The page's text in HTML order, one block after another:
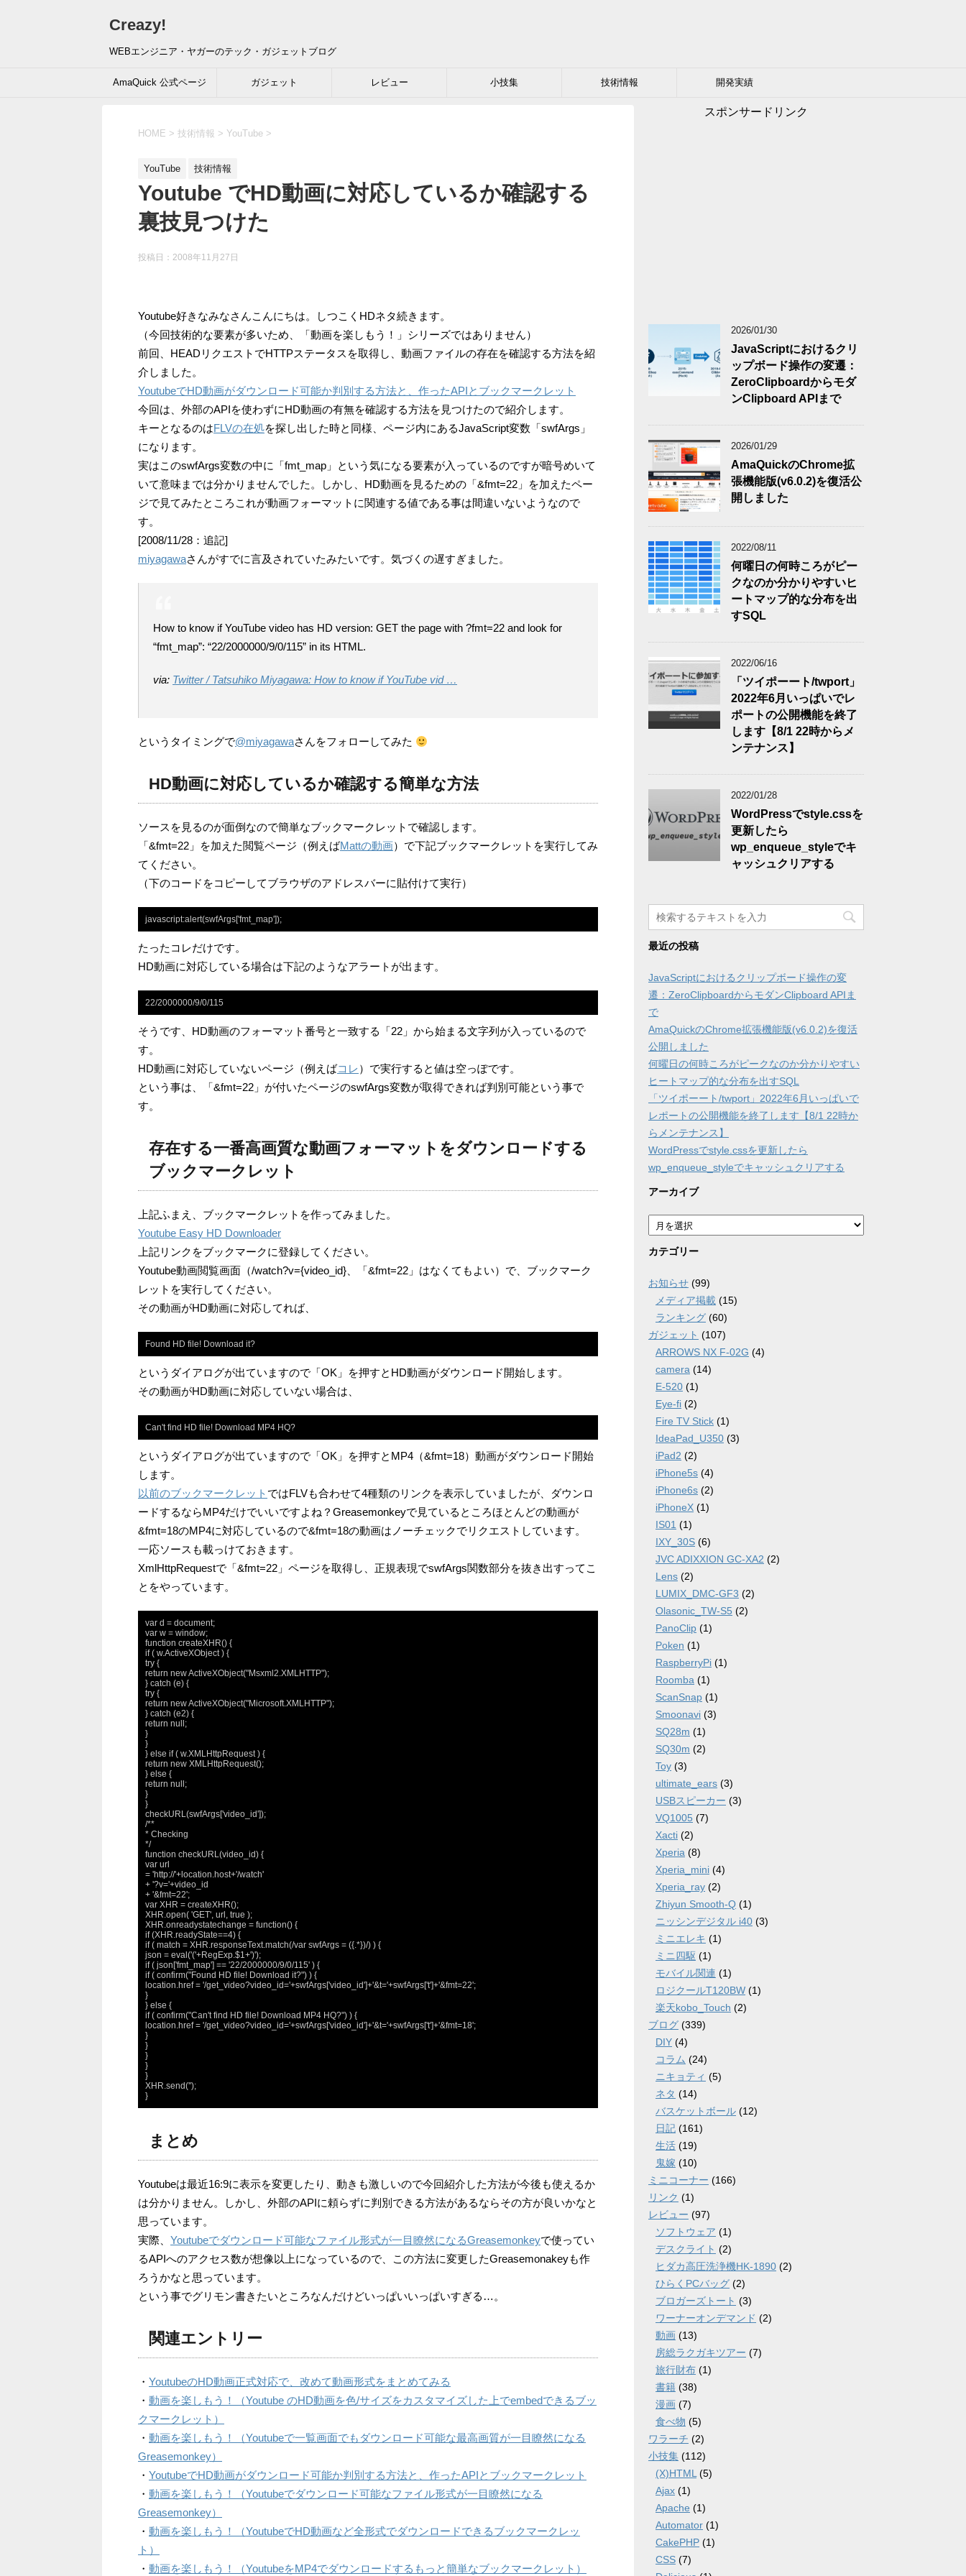
Creazy!
WEBエンジニア・ヤガーのテック・ガジェットブログ
AmaQuick 公式ページ ガジェット レビュー 小技集 技術情報 開発実績
HOME > 技術情報 > YouTube >
YouTube 技術情報
Youtube でHD動画に対応しているか確認する
裏技見つけた
投稿日： 2008年11月27日
Youtube好きなみなさんこんにちは。しつこくHDネタ続きます。
（今回技術的な要素が多いため、「動画を楽しもう！」シリーズではありません）
前回、HEADリクエストでHTTPステータスを取得し、動画ファイルの存在を確認する方法を紹
介しました。
YoutubeでHD動画がダウンロード可能か判別する方法と、作ったAPIとブックマークレット
今回は、外部のAPIを使わずにHD動画の有無を確認する方法を見つけたので紹介します。
キーとなるのはFLVの在処を探し出した時と同様、ページ内にあるJavaScript変数「swfArgs」
になります。
実はこのswfArgs変数の中に「fmt_map」という気になる要素が入っているのですが暗号めいて
いて意味までは分かりませんでした。しかし、HD動画を見るための「&fmt=22」を加えたペー
ジで見てみたところこれが動画フォーマットに関連する値である事は間違いないようなので
す。
[2008/11/28：追記]
miyagawaさんがすでに言及されていたみたいです。気づくの遅すぎました。
How to know if YouTube video has HD version: GET the page with ?fmt=22 and look for
“fmt_map”: “22/2000000/9/0/115” in its HTML.
via: Twitter / Tatsuhiko Miyagawa: How to know if YouTube vid …
というタイミングで@miyagawaさんをフォローしてみた
HD動画に対応しているか確認する簡単な方法
ソースを見るのが面倒なので簡単なブックマークレットで確認します。
「&fmt=22」を加えた閲覧ページ（例えばMattの動画）で下記ブックマークレットを実行してみ
てください。
（下のコードをコピーしてブラウザのアドレスバーに貼付けて実行）
javascript:alert(swfArgs['fmt_map']);
たったコレだけです。
HD動画に対応している場合は下記のようなアラートが出ます。
22/2000000/9/0/115
そうです、HD動画のフォーマット番号と一致する「22」から始まる文字列が入っているので
す。
HD動画に対応していないページ（例えばコレ ）で実行すると値は空っぽです。
という事は、「&fmt=22」が付いたページのswfArgs変数が取得できれば判別可能という事で
す。
存在する一番高画質な動画フォーマットをダウンロードする
ブックマークレット
上記ふまえ、ブックマークレットを作ってみました。
Youtube Easy HD Downloader
上記リンクをブックマークに登録してください。
Youtube動画閲覧画面（/watch?v={video_id}、「&fmt=22」はなくてもよい）で、ブックマーク
レットを実行してください。
その動画がHD動画に対応してれば、
Found HD file! Download it?
というダイアログが出ていますので「OK」を押すとHD動画がダウンロード開始します。
その動画がHD動画に対応していない場合は、
Can't find HD file! Download MP4 HQ?
というダイアログが出ていますので「OK」を押すとMP4（&fmt=18）動画がダウンロード開始
します。
以前のブックマークレット ではFLVも合わせて4種類のリンクを表示していましたが、ダウンロ
ードするならMP4だけでいいですよね？Greasemonkeyで見ているところほとんどの動画が
&fmt=18のMP4に対応しているので&fmt=18の動画はノーチェックでリクエストしています。
一応ソースも載っけておきます。
XmlHttpRequestで「&fmt=22」ページを取得し、正規表現でswfArgs関数部分を抜き出すってこ
とをやっています。
var d = document;
var w = window;
function createXHR() {
if ( w.ActiveXObject ) {
try {
return new ActiveXObject("Msxml2.XMLHTTP");
} catch (e) {
try {
return new ActiveXObject("Microsoft.XMLHTTP");
} catch (e2) {
return null;
}
}
} else if ( w.XMLHttpRequest ) {
return new XMLHttpRequest();
} else {
return null;
}
}
checkURL(swfArgs['video_id']);
/**
* Checking
*/
function checkURL(video_id) {
var url
= 'http://'+location.host+'/watch'
+ '?v='+video_id
+ '&fmt=22';
var XHR = createXHR();
XHR.open( 'GET', url, true );
XHR.onreadystatechange = function() {
if (XHR.readyState==4) {
if ( match = XHR.responseText.match(/var swfArgs = ({.*})/) ) {
json = eval('('+RegExp.$1+')');
if ( json['fmt_map'] == '22/2000000/9/0/115' ) {
if ( confirm("Found HD file! Download it?") ) {
location.href = '/get_video?video_id='+swfArgs['video_id']+'&t='+swfArgs['t']+'&fmt=22';
}
} else {
if ( confirm("Can't find HD file! Download MP4 HQ?") ) {
location.href = '/get_video?video_id='+swfArgs['video_id']+'&t='+swfArgs['t']+'&fmt=18';
}
}
}
}
}
XHR.send('');
}
まとめ
Youtubeは最近16:9に表示を変更したり、動きも激しいので今回紹介した方法が今後も使えるか
は分かりません。しかし、外部のAPIに頼らずに判別できる方法があるならその方が良いかなと
思っています。
実際、 Youtubeでダウンロード可能なファイル形式が一目瞭然になるGreasemonkeyで使ってい
るAPIへのアクセス数が想像以上になっているので、この方法に変更したGreasemonakeyも作
ろうかなと思っています。
という事でグリモン書きたいところなんだけどいっぱいいっぱいすぎる…。
関連エントリー
・ YoutubeのHD動画正式対応で、改めて動画形式をまとめてみる
・ 動画を楽しもう！（Youtube のHD動画を色/サイズをカスタマイズした上でembedできるブッ
クマークレット）
・ 動画を楽しもう！（Youtubeで一覧画面でもダウンロード可能な最高画質が一目瞭然になる
Greasemonkey）
・ YoutubeでHD動画がダウンロード可能か判別する方法と、作ったAPIとブックマークレット
・ 動画を楽しもう！（Youtubeでダウンロード可能なファイル形式が一目瞭然になる
Greasemonkey）
・ 動画を楽しもう！（YoutubeでHD動画など全形式でダウンロードできるブックマークレッ
ト）
・ 動画を楽しもう！（YoutubeをMP4でダウンロードするもっと簡単なブックマークレット）
スポンサードリンク
2026/01/30
JavaScriptにおけるクリ
ップボード操作の変遷：
ZeroClipboardからモダ
ンClipboard APIまで
2026/01/29
AmaQuickのChrome拡
張機能版(v6.0.2)を復活公
開しました
2022/08/11
何曜日の何時ころがピー
クなのか分かりやすいヒ
ートマップ的な分布を出
すSQL
2022/06/16
「ツイポーート/twport」
2022年6月いっぱいでレ
ポートの公開機能を終了
します【8/1 22時からメ
ンテナンス】
2022/01/28
WordPressでstyle.cssを
更新したら
wp_enqueue_styleでキ
ャッシュクリアする
最近の投稿
JavaScriptにおけるクリップボード操作の変
遷：ZeroClipboardからモダンClipboard APIま
で
AmaQuickのChrome拡張機能版(v6.0.2)を復活
公開しました
何曜日の何時ころがピークなのか分かりやすい
ヒートマップ的な分布を出すSQL
「ツイポーート/twport」2022年6月いっぱいで
レポートの公開機能を終了します【8/1 22時か
らメンテナンス】
WordPressでstyle.cssを更新したら
wp_enqueue_styleでキャッシュクリアする
アーカイブ
ア
ー
カ
ブ
カテゴリー
お知らせ (99)
メディア掲載 (15)
ランキング (60)
ガジェット (107)
ARROWS NX F-02G (4)
camera (14)
E-520 (1)
Eye-fi (2)
Fire TV Stick (1)
IdeaPad_U350 (3)
iPad2 (2)
iPhone5s (4)
iPhone6s (2)
iPhoneX (1)
IS01 (1)
IXY_30S (6)
JVC ADIXXION GC-XA2 (2)
Lens (2)
LUMIX_DMC-GF3 (2)
Olasonic_TW-S5 (2)
PanoClip (1)
Poken (1)
RaspberryPi (1)
Roomba (1)
ScanSnap (1)
Smoonavi (3)
SQ28m (1)
SQ30m (2)
Toy (3)
ultimate_ears (3)
USBスピーカー (3)
VQ1005 (7)
Xacti (2)
Xperia (8)
Xperia_mini (4)
Xperia_ray (2)
Zhiyun Smooth-Q (1)
ニッシンデジタル i40 (3)
ミニエレキ (1)
ミニ四駆 (1)
モバイル関連 (1)
ロジクールT120BW (1)
楽天kobo_Touch (2)
ブログ (339)
DIY (4)
コラム (24)
ニキョティ (5)
ネタ (14)
バスケットボール (12)
日記 (161)
生活 (19)
鬼嫁 (10)
ミニコーナー (166)
リンク (1)
レビュー (97)
ソフトウェア (1)
デスクライト (2)
ヒダカ高圧洗浄機HK-1890 (2)
ひらくPCバッグ (2)
ブロガーズトート (3)
ワーナーオンデマンド (2)
動画 (13)
房総ラクガキツアー (7)
旅行財布 (1)
書籍 (38)
漫画 (7)
食べ物 (5)
ワラーチ (2)
小技集 (112)
(X)HTML (5)
Ajax (1)
Apache (1)
Automator (1)
CakePHP (1)
CSS (7)